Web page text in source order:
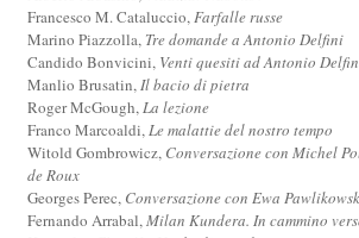
Francesco M. Cataluccio,Farfalle russe
Marino Piazzolla, Tre domande a Antonio Delfini
Candido Bonvicini, Venti quesiti ad Antonio
Manlio Brusatin,Il bacio di pietra
Roger McGough,La lezione
Franco Marcoaldi,Le malattie del nostro tempo
Witold Gombrowicz, Conversazione con Michel
de Roux
Georges Perec, Conversazione con Ewa
Fernando Arrabal,Milan Kundera. In cammino